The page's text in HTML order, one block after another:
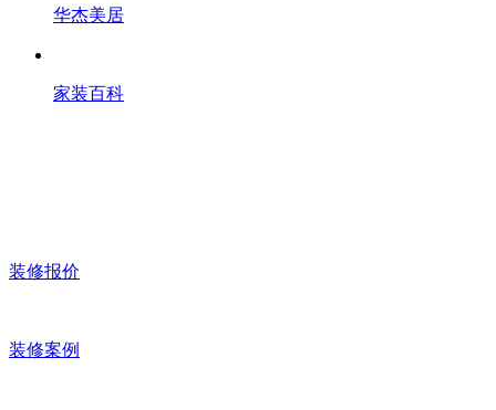
华杰美居
家装百科
装修报价
装修案例